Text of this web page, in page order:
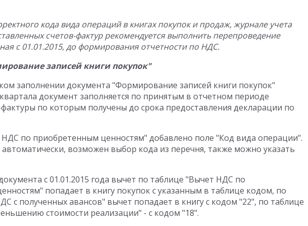
кода вида операций в книгах покупок и продаж, журнале учета
счетов-фактур рекомендуется выполнить перепроведение
с 01.01.2015, до формирования отчетности по НДС.
записей книги покупок"
заполнении документа "Формирование записей книги покупок"
документ заполняется по принятым в отчетном периоде
по которым получены до срока предоставления декларации по
по приобретенным ценностям" добавлено поле "Код вида операции".
автоматически, возможен выбор кода из перечня, также можно указать
с 01.01.2015 года вычет по таблице "Вычет НДС по
попадает в книгу покупок с указанным в таблице кодом, по
с полученных авансов" вычет попадает в книгу с кодом "22", по таблице
стоимости реализации" - с кодом "18".